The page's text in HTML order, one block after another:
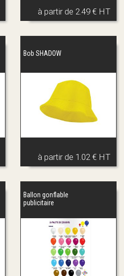
à partir de 2.49 € HT
Bob SHADOW
à partir de 1.02 € HT
Ballon gonflable
publicitaire